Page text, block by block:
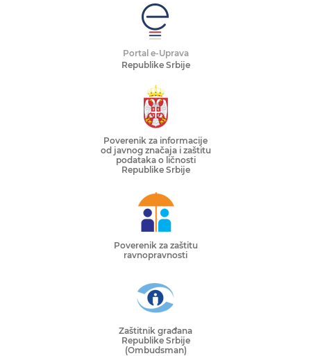
Portal e-Uprava
Republike Srbije
Poverenik za informacije
od javnog značaja i zaštitu
podataka o ličnosti
Republike Srbije
Poverenik za zaštitu
ravnopravnosti
Zaštitnik građana
Republike Srbije
(Ombudsman)